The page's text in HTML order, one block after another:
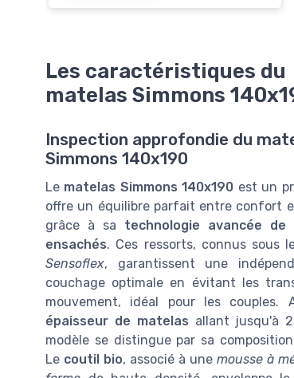
Les caractéristiques du
matelas Simmons
Inspection approfondie du
Simmons 140x190
Le matelas Simmons 140x190 est un
offre un équilibre parfait entre confort
grâce à sa technologie avancée de
ensachés. Ces ressorts, connus sous
Sensoflex, garantissent une
couchage optimale en évitant les
mouvement, idéal pour les couples.
épaisseur de matelas allant jusqu'à
modèle se distingue par sa
Le coutil bio, associé à une mousse à